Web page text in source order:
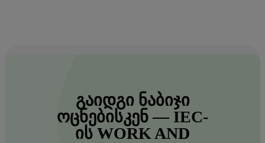
ᲒᲐᲘᲓᲒᲘ ᲜᲐᲑᲘᲯᲘ
ᲝᲪᲜᲔᲑᲘᲡᲙᲔᲜ — IEC-
ᲘᲡ WORK AND